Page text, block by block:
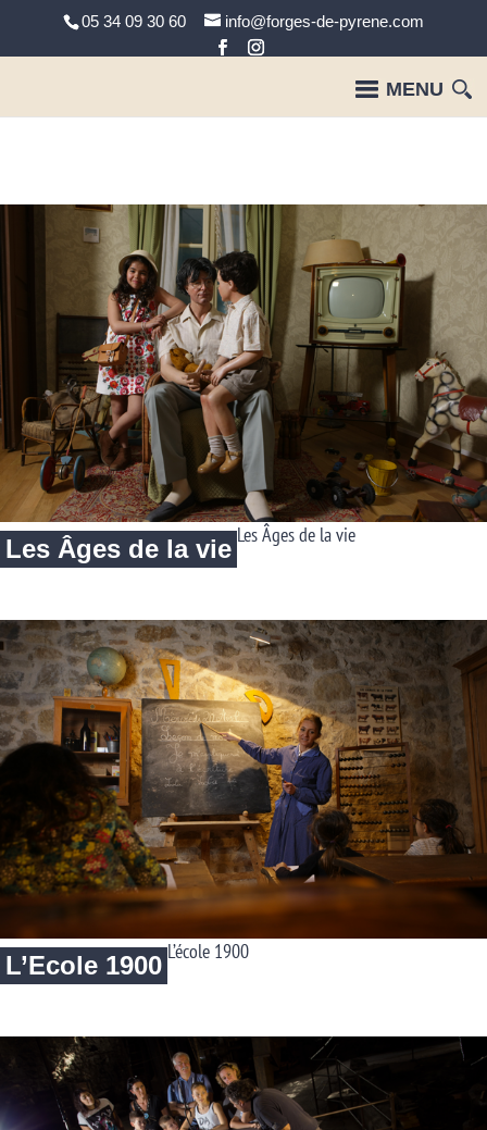
05 34 09 30 60 info@forges-de-pyrene.com
Les Âges de la vie Les Âges de la vie
L’Ecole 1900 L’école 1900